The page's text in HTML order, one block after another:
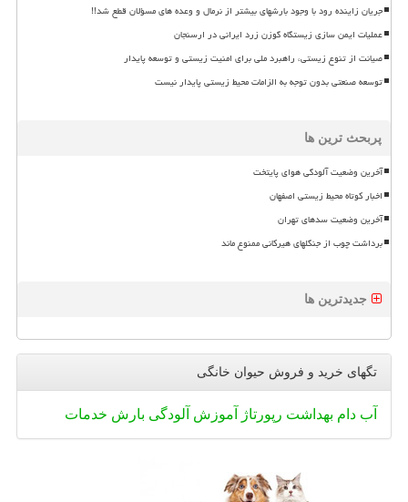
جریان زاینده رود با وجود بارشهای بیشتر از نرمال و وعده های مسؤلان قطع شد!!
عملیات ایمن سازی زیستگاه گوزن زرد ایرانی در ارسنجان
صیانت از تنوع زیستی، راهبرد ملی برای امنیت زیستی و توسعه پایدار
توسعه صنعتی بدون توجه به الزامات محیط زیستی پایدار نیست
پربحث ترین ها
آخرین وضعیت آلودگی هوای پایتخت
اخبار کوتاه محیط زیستی اصفهان
آخرین وضعیت سدهای تهران
برداشت چوب از جنگلهای هیرکانی ممنوع ماند
جدیدترین ها
تگهای خرید و فروش حیوان خانگی
آب دام بهداشت رپورتاژ آموزش آلودگی بارش خدمات